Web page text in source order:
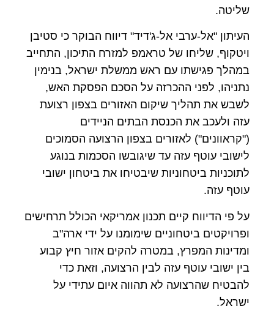
שליטה.
העיתון "אל-ערבי אל-ג'דיד" דיווח הבוקר כי סטיבן
ויטקוף, שליחו של טראמפ למזרח התיכון, התחייב
במהלך פגישתו עם ראש ממשלת ישראל, בנימין
נתניהו, לפני ההכרזה על הסכם הפסקת האש,
לשבש את תהליך שיקום האזורים בצפון רצועת
עזה ולעכב את הכנסת הבתים הניידים
("קראוונים") לאזורים בצפון הרצועה הסמוכים
לישובי עוטף עזה עד שיגובשו הסכמות בנוגע
לתוכניות ביטחוניות שיבטיחו את ביטחון ישובי
עוטף עזה.
על פי הדיווח קיים תכנון אמריקאי הכולל תרחישים
ופרויקטים ביטחוניים שימומנו על ידי ארה"ב
ומדינות המפרץ, במטרה להקים אזור חיץ קבוע
בין ישובי עוטף עזה לבין הרצועה, וזאת כדי
להבטיח שהרצועה לא תהווה איום עתידי על
ישראל.